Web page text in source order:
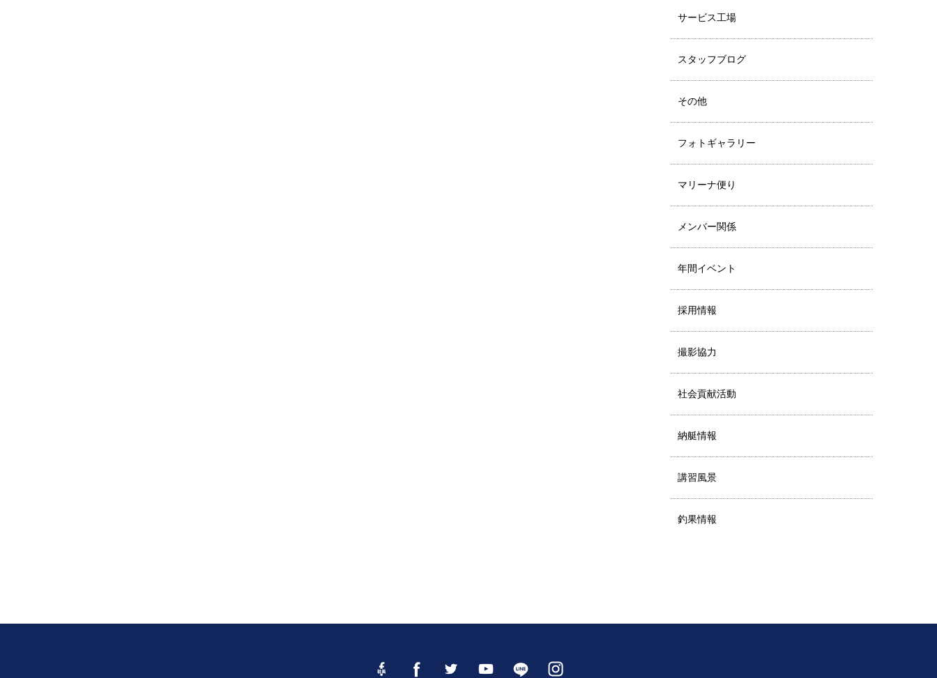
サービス工場
スタッフブログ
その他
フォトギャラリー
マリーナ便り
メンバー関係
年間イベント
採用情報
撮影協力
社会貢献活動
納艇情報
講習風景
釣果情報